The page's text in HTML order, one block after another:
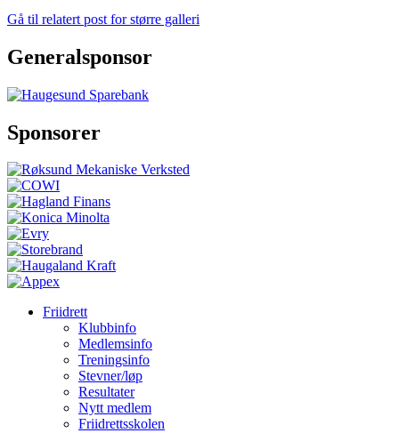
Gå til relatert post for større galleri
Generalsponsor
Sponsorer
Friidrett
Klubbinfo
Medlemsinfo
Treningsinfo
Stevner/løp
Resultater
Nytt medlem
Friidrettsskolen